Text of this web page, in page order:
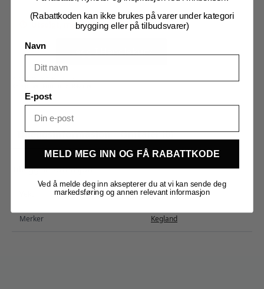
Utsolgt, men kan bestilles
Puré
Sitron Legg I Handlekurv
Tilleggsinformasjon Omtaler (0)
Tilleggsinformasjon
1,200 kg
Merker Kegland
(Rabattkoden kan ikke brukes på varer under kategori
brygging eller på tilbudsvarer)
Navn
E-post
MELD MEG INN OG FÅ RABATTKODE
Ved å melde deg inn aksepterer du at vi kan sende deg
markedsføring og annen relevant informasjon